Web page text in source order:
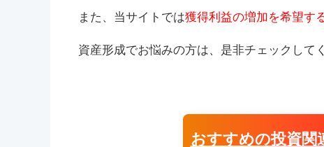
また、当サイトでは獲得利益の増加を希望す
資産形成でお悩みの方は、是非チェックして
おすすめの投資関